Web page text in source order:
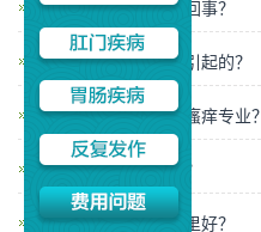
福州女人便血是怎么回事？
福州肛门瘙痒是怎么引起的？
福州哪家医院治肛门瘙痒专业？
福州夏季去哪治肛裂？
福州夏季看肛裂去哪里好？